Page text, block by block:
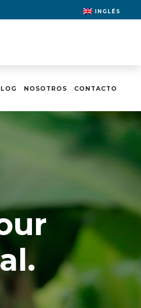
INGLÉS
NOSOTROS CONTACTO